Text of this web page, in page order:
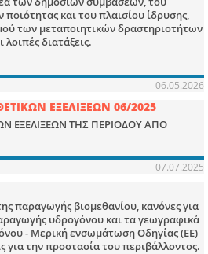
και του πλαισίου ίδρυσης,
των μεταποιητικών δραστηριοτήτων
διατάξεις.
06.05.2026
ΕΞΕΛΙΞΕΩΝ 06/2025
ΤΗΣ ΠΕΡΙΟΔΟΥ ΑΠΟ
07.07.2025
παραγωγής βιομεθανίου, κανόνες για
υδρογόνου και τα γεωγραφικά
- Μερική ενσωμάτωση Οδηγίας (ΕΕ)
για την προστασία του περιβάλλοντος.